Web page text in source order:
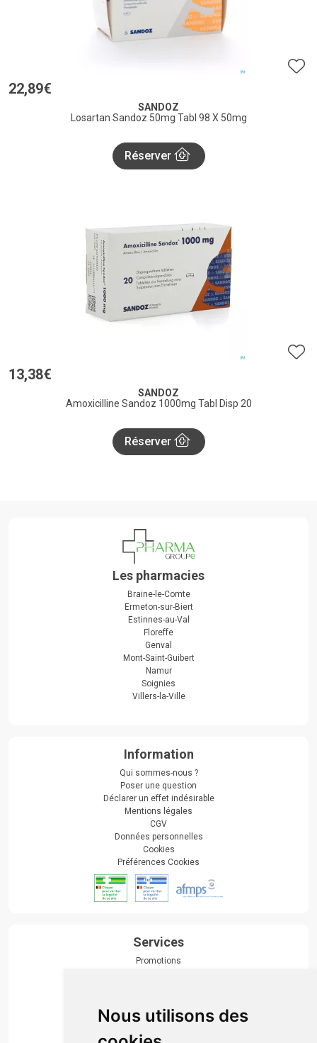
Nous utilisons des
22,89€
SANDOZ
Losartan Sandoz 50mg Tabl 98 X 50mg
Réserver
13,38€
SANDOZ
Amoxicilline Sandoz 1000mg Tabl Disp 20
Réserver
Les pharmacies
Braine-le-Comte
Ermeton-sur-Biert
Estinnes-au-Val
Floreffe
Genval
Mont-Saint-Guibert
Namur
Soignies
Villers-la-Ville
Information
Qui sommes-nous ?
Poser une question
Déclarer un effet indésirable
Mentions légales
CGV
Données personnelles
Cookies
Préférences Cookies
Services
Promotions
Actualités & conseils
Événements
Marques